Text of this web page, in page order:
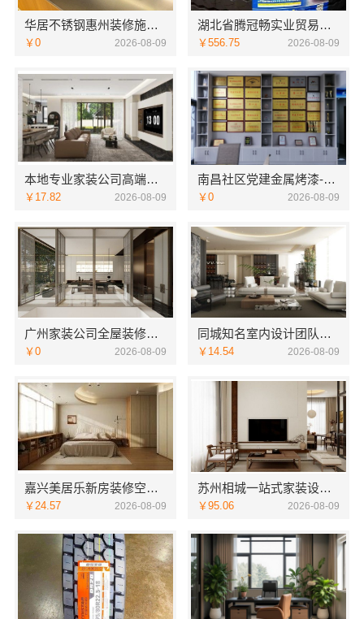
华居不锈钢惠州装修施工工艺详解
￥0 2026-08-09
湖北省腾冠畅实业贸易有限公司线下轮胎批发公司怎么做
￥556.75 2026-08-09
本地专业家装公司高端，嘉兴绿色之家建材科技有限公司
￥17.82 2026-08-09
南昌社区党建金属烤漆-南昌恒辉广告
￥0 2026-08-09
广州家装公司全屋装修精匠饰家（广州）家居建材有限公司
￥0 2026-08-09
同城知名室内设计团队高端 嘉兴绿色之家建材科技有限公司
￥14.54 2026-08-09
嘉兴美居乐新房装修空间规划案例-嘉兴美居乐建材科技有限公司
￥24.57 2026-08-09
苏州相城一站式家装设计多少钱拎包入住百年豪庭
￥95.06 2026-08-09